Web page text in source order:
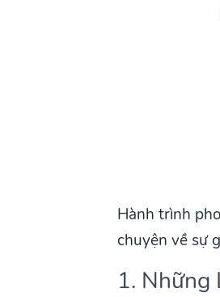
Hành trình
chuyện về sự
1. Những